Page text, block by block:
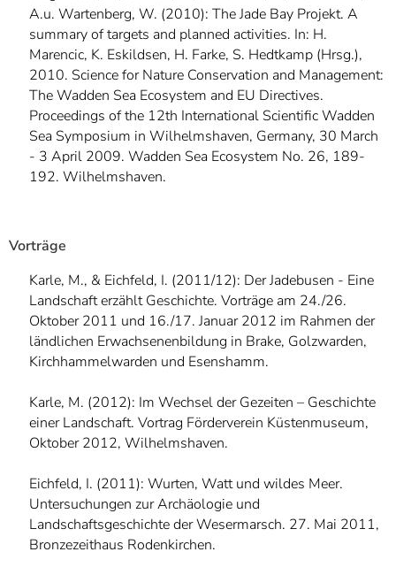
A.u. Wartenberg, W. (2010): The Jade Bay Projekt. A
summary of targets and planned activities. In: H.
Marencic, K. Eskildsen, H. Farke, S. Hedtkamp (Hrsg.),
2010. Science for Nature Conservation and Management:
The Wadden Sea Ecosystem and EU Directives.
Proceedings of the 12th International Scientific Wadden
Sea Symposium in Wilhelmshaven, Germany, 30 March
- 3 April 2009. Wadden Sea Ecosystem No. 26, 189-
192. Wilhelmshaven.
Vorträge
Karle, M., & Eichfeld, I. (2011/12): Der Jadebusen - Eine
Landschaft erzählt Geschichte. Vorträge am 24./26.
Oktober 2011 und 16./17. Januar 2012 im Rahmen der
ländlichen Erwachsenenbildung in Brake, Golzwarden,
Kirchhammelwarden und Esenshamm.
Karle, M. (2012): Im Wechsel der Gezeiten – Geschichte
einer Landschaft. Vortrag Förderverein Küstenmuseum,
Oktober 2012, Wilhelmshaven.
Eichfeld, I. (2011): Wurten, Watt und wildes Meer.
Untersuchungen zur Archäologie und
Landschaftsgeschichte der Wesermarsch. 27. Mai 2011,
Bronzezeithaus Rodenkirchen.